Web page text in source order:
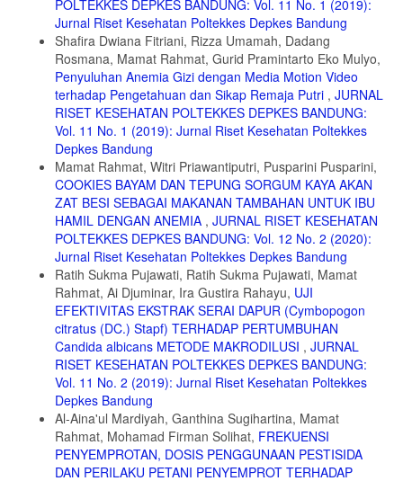
13. Kostanjevec S, Jerman J, Koch V. The effects of nutrition
education on 6 th graders knowledge of nutrition in nine-year primary
schools in Slovenia. Dalam Studi Cross-Sectional: Gambaran Perilaku
Gizi Anak Usia Sekolah Dasar di Kota Bandung. [jurnal]. Bandung:
Jurnal UPI; 2018.
14. Kementerian Kesehatan RI. Pedoman Gizi Seimbang. Jakarta:
Kementerian Kesehatan RI; 2014.\
15. WHO. Malnutrition. http://www.who.int/en/news-room/fact-
sheets/detail/malnutrition; 2018.
16. Irnani, Hayda dan Tiurma Sinaga. Pengaruh Pendidikan Gizi
terhadap Pengetahuan, Praktik Gizi Seimbang dan Status Gizi pada
Anak Sekolah Dasar. Jurnal Gizi Indonesia; 2017.
17. Ari Istiany dan Rusilanti. Gizi Terapan. Bandung: PT Remaja
Rosdakarya Offset; 2013.
18. Pakhri, Asmarudin., Sukmawati, dan Nurhasanah. Pengaruh
Edukasi Gizi terhadap Pengetahuan Gizi dan Asupan Energi, Protein,
dan Besi pada Remaja. Makassar: Jurusan Gizi Politeknik Kesehatan
Kemenkes Makassar. [jurnal]. Makassar; Jurnal Makassar; 2018.
19. Almatsier, S. Prinsip Dasar Ilmu Gizi. Jakarta: Gramedia Pustaka
Utama; 2001.
20. Puspasari, Sani Asri. Pengaruh Konsumsi Makan terhadap Status
Gizi Anak di Sekolah Dasar. [jurnal]. Jogja: Jurnal; 2017.
POLTEKKES DEPKES BANDUNG: Vol. 11 No. 1 (2019):
Jurnal Riset Kesehatan Poltekkes Depkes Bandung
Shafira Dwiana Fitriani, Rizza Umamah, Dadang
Rosmana, Mamat Rahmat, Gurid Pramintarto Eko Mulyo,
Penyuluhan Anemia Gizi dengan Media Motion Video
terhadap Pengetahuan dan Sikap Remaja Putri , JURNAL
RISET KESEHATAN POLTEKKES DEPKES BANDUNG:
Vol. 11 No. 1 (2019): Jurnal Riset Kesehatan Poltekkes
Depkes Bandung
Mamat Rahmat, Witri Priawantiputri, Pusparini Pusparini,
COOKIES BAYAM DAN TEPUNG SORGUM KAYA AKAN
ZAT BESI SEBAGAI MAKANAN TAMBAHAN UNTUK IBU
HAMIL DENGAN ANEMIA , JURNAL RISET KESEHATAN
POLTEKKES DEPKES BANDUNG: Vol. 12 No. 2 (2020):
Jurnal Riset Kesehatan Poltekkes Depkes Bandung
Ratih Sukma Pujawati, Ratih Sukma Pujawati, Mamat
Rahmat, Ai Djuminar, Ira Gustira Rahayu, UJI
EFEKTIVITAS EKSTRAK SERAI DAPUR (Cymbopogon
citratus (DC.) Stapf) TERHADAP PERTUMBUHAN
Candida albicans METODE MAKRODILUSI , JURNAL
RISET KESEHATAN POLTEKKES DEPKES BANDUNG:
Vol. 11 No. 2 (2019): Jurnal Riset Kesehatan Poltekkes
Depkes Bandung
Al-Aina'ul Mardiyah, Ganthina Sugihartina, Mamat
Rahmat, Mohamad Firman Solihat, FREKUENSI
PENYEMPROTAN, DOSIS PENGGUNAAN PESTISIDA
DAN PERILAKU PETANI PENYEMPROT TERHADAP